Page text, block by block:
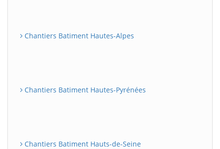
Chantiers Batiment Hautes-Alpes
Chantiers Batiment Hautes-Pyrénées
Chantiers Batiment Hauts-de-Seine